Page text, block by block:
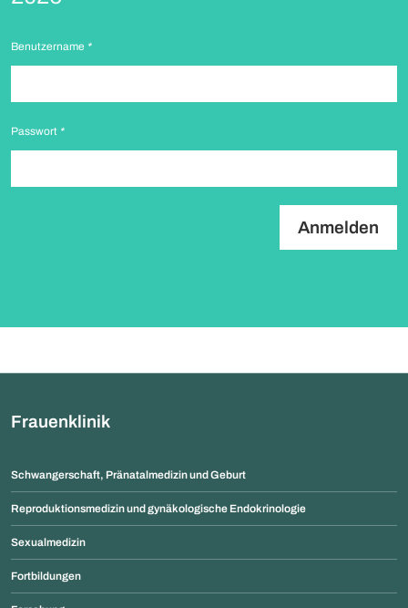
Benutzername *
Passwort *
Frauenklinik
Schwangerschaft, Pränatalmedizin und Geburt
Reproduktionsmedizin und gynäkologische Endokrinologie
Sexualmedizin
Fortbildungen